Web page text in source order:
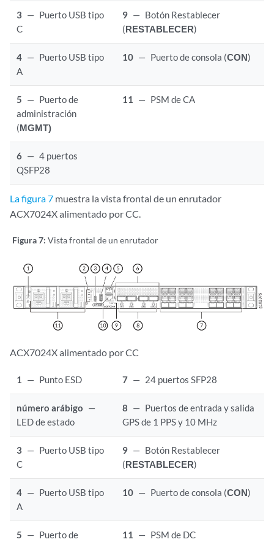
3 — Puerto USB tipo
C
9 — Botón Restablecer
(RESTABLECER)
4 — Puerto USB tipo
A
10 — Puerto de consola (CON)
5 — Puerto de
administración
(MGMT)
11 — PSM de CA
6 — 4 puertos
QSFP28
La figura 7 muestra la vista frontal de un enrutador
ACX7024X alimentado por CC.
Figura 7: Vista frontal de un enrutador
ACX7024X alimentado por CC
1 — Punto ESD 7 — 24 puertos SFP28
número arábigo —
LED de estado
8 — Puertos de entrada y salida
GPS de 1 PPS y 10 MHz
3 — Puerto USB tipo
C
9 — Botón Restablecer
(RESTABLECER)
4 — Puerto USB tipo
A
10 — Puerto de consola (CON)
5 — Puerto de
11 — PSM de DC